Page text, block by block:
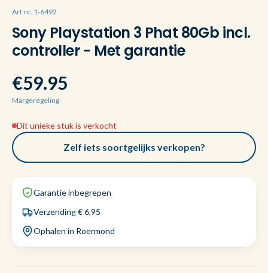
Art.nr. 1-6492
Sony Playstation 3 Phat 80Gb incl.
controller - Met garantie
€59.95
Margeregeling
Dit unieke stuk is verkocht
Zelf iets soortgelijks verkopen?
Garantie inbegrepen
Verzending € 6,95
Ophalen in Roermond